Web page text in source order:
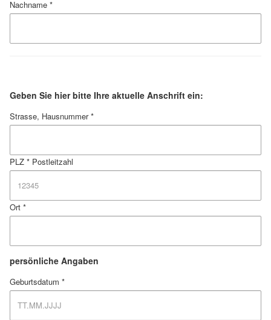
Nachname *
Geben Sie hier bitte Ihre aktuelle Anschrift ein:
Strasse, Hausnummer *
PLZ * Postleitzahl
Ort *
persönliche Angaben
Geburtsdatum *